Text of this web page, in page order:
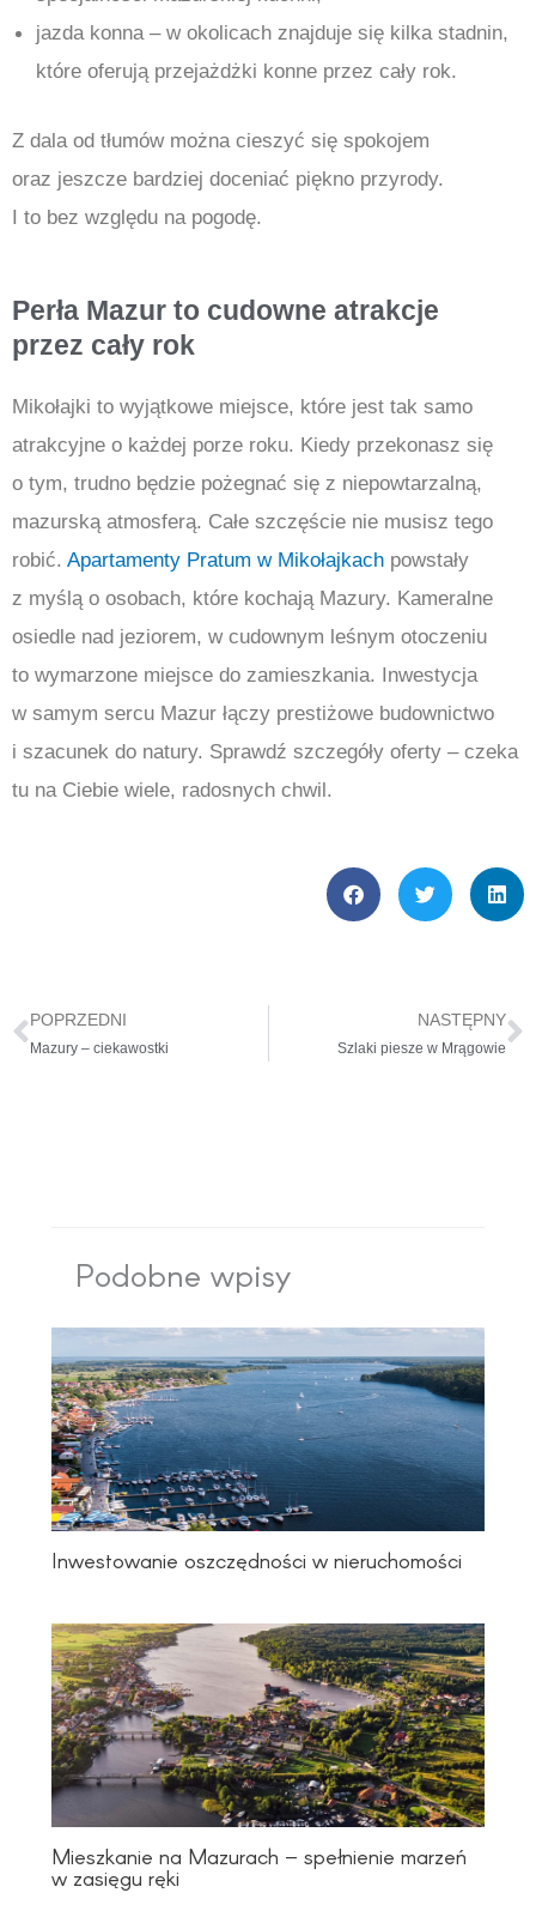
jazda konna – w okolicach znajduje się kilka stadnin,
które oferują przejażdżki konne przez cały rok.
Z dala od tłumów można cieszyć się spokojem
oraz jeszcze bardziej doceniać piękno przyrody.
I to bez względu na pogodę.
Perła Mazur to cudowne atrakcje
przez cały rok
Mikołajki to wyjątkowe miejsce, które jest tak samo
atrakcyjne o każdej porze roku. Kiedy przekonasz się
o tym, trudno będzie pożegnać się z niepowtarzalną,
mazurską atmosferą. Całe szczęście nie musisz tego
robić. Apartamenty Pratum w Mikołajkach powstały
z myślą o osobach, które kochają Mazury. Kameralne
osiedle nad jeziorem, w cudownym leśnym otoczeniu
to wymarzone miejsce do zamieszkania. Inwestycja
w samym sercu Mazur łączy prestiżowe budownictwo
i szacunek do natury. Sprawdź szczegóły oferty – czeka
tu na Ciebie wiele, radosnych chwil.
Prev
POPRZEDNI
Mazury – ciekawostki
NASTĘPNY
Szlaki piesze w Mrągowie
Podobne wpisy
Inwestowanie oszczędności w nieruchomości
Mieszkanie na Mazurach – spełnienie marzeń
w zasięgu ręki